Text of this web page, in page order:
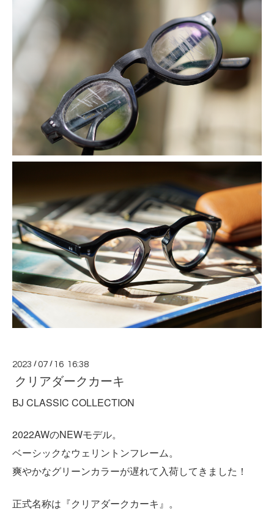
2023 /07 / 16 16:38
クリアダークカーキ
BJ CLASSIC COLLECTION
2022AWのNEWモデル。
ベーシックなウェリントンフレーム。
爽やかなグリーンカラーが遅れて入荷してきました！
正式名称は『クリアダークカーキ』。